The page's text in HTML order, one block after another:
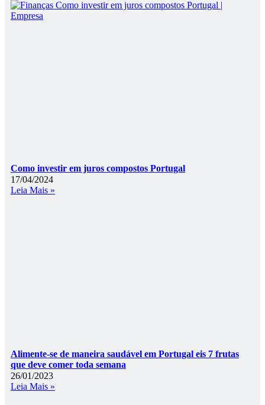
Como investir em juros compostos Portugal
17/04/2024
Leia Mais »
Alimente-se de maneira saudável em Portugal eis 7 frutas
que deve comer toda semana
26/01/2023
Leia Mais »